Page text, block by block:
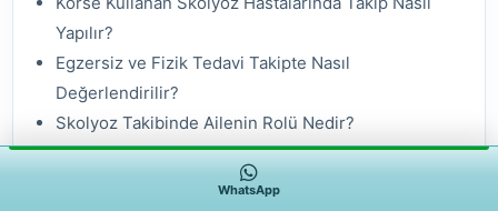
Yapılır?
Egzersiz ve Fizik Tedavi Takipte Nasıl
Değerlendirilir?
Skolyoz Takibinde Ailenin Rolü Nedir?
Skolyoz Takibinde Ağrı Ne Anlama Gelir?
Skolyoz Takibinde Ne Zaman Korse Düşünülür?
WhatsApp